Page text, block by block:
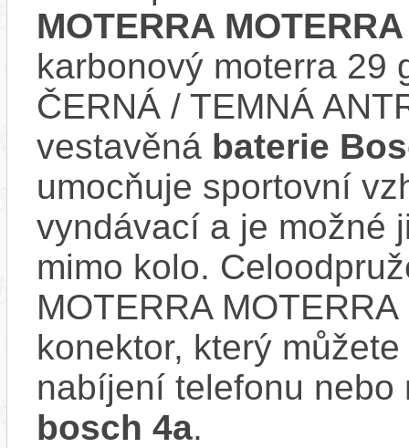
MOTERRA
karbonový moterra 29
ČERNÁ / TEMNÁ
vestavěná baterie
umocňuje sportovní
vyndávací a je možné
mimo kolo.
MOTERRA
konektor, který
nabíjení telefonu
bosch 4a.